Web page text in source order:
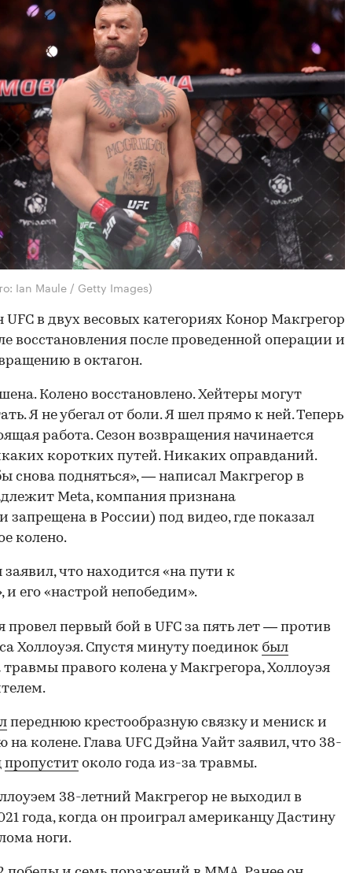
Ian Maule / Getty Images)
в двух весовых категориях Конор Макгрегор
восстановления после проведенной операции и
в октагон.
Колено восстановлено. Хейтеры могут
Я не убегал от боли. Я шел прямо к ней. Теперь
работа. Сезон возвращения начинается
коротких путей. Никаких оправданий.
снова подняться», — написал Макгрегор в
Meta, компания признана
запрещена в России) под видео, где показал
колено.
что находится «на пути к
и его «настрой непобедим».
провел первый бой в UFC за пять лет — против
Холлоуэя. Спустя минуту поединок был
травмы правого колена у Макгрегора, Холлоуэя
переднюю крестообразную связку и мениск и
на колене. Глава UFC Дэйна Уайт заявил, что 38-
пропустит около года из-за травмы.
38-летний Макгрегор не выходил в
года, когда он проиграл американцу Дастину
ноги.